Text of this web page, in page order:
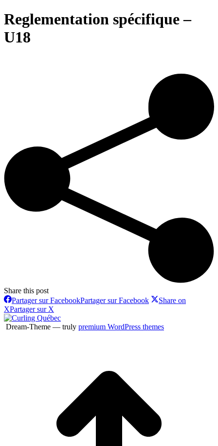
Reglementation spécifique –
U18
Share this post
Partager sur FacebookPartager sur Facebook
Share on
XPartager sur X
Dream-Theme — truly premium WordPress themes